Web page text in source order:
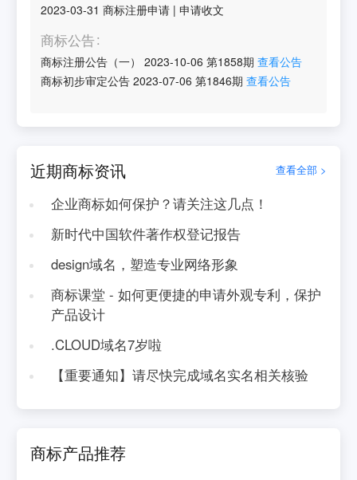
2023-03-31 商标注册申请 |申请收文
商标公告
商标注册公告（一） 2023-10-06 第1858期 查看公告
商标初步审定公告 2023-07-06 第1846期 查看公告
近期商标资讯 查看全部 >
企业商标如何保护？请关注这几点！
新时代中国软件著作权登记报告
design域名，塑造专业网络形象
商标课堂 - 如何更便捷的申请外观专利，保护
产品设计
.CLOUD域名7岁啦
【重要通知】请尽快完成域名实名相关核验
商标产品推荐